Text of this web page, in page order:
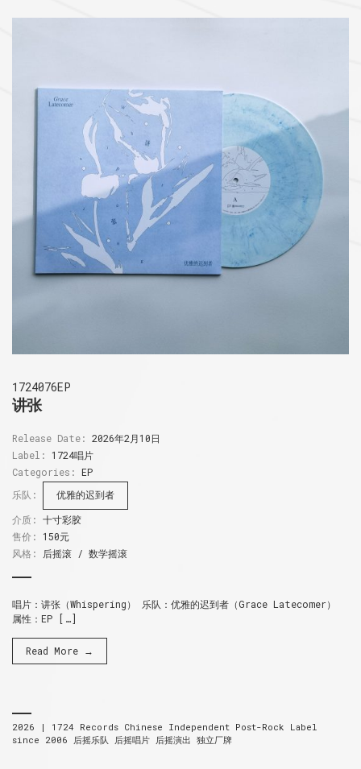
1724076EP
讲张
Release Date: 2026年2月10日
Label:
1724唱片
Categories: EP
乐队:
优雅的迟到者
介质: 十寸彩胶
售价: 150元
风格:
后摇滚 / 数学摇滚
唱片：讲张（Whispering） 乐队：优雅的迟到者（Grace Latecomer）
属性：EP […]
Read More →
2026 | 1724 Records Chinese Independent Post-Rock Label
since 2006
后摇乐队 后摇唱片 后摇演出 独立厂牌